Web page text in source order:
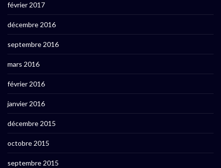
février 2017
décembre 2016
septembre 2016
mars 2016
février 2016
janvier 2016
décembre 2015
octobre 2015
septembre 2015